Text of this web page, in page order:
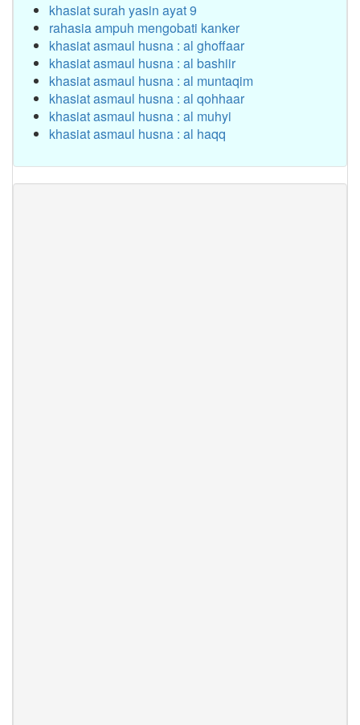
khasiat surah yasin ayat 9
rahasia ampuh mengobati kanker
khasiat asmaul husna : al ghoffaar
khasiat asmaul husna : al bashiir
khasiat asmaul husna : al muntaqim
khasiat asmaul husna : al qohhaar
khasiat asmaul husna : al muhyi
khasiat asmaul husna : al haqq